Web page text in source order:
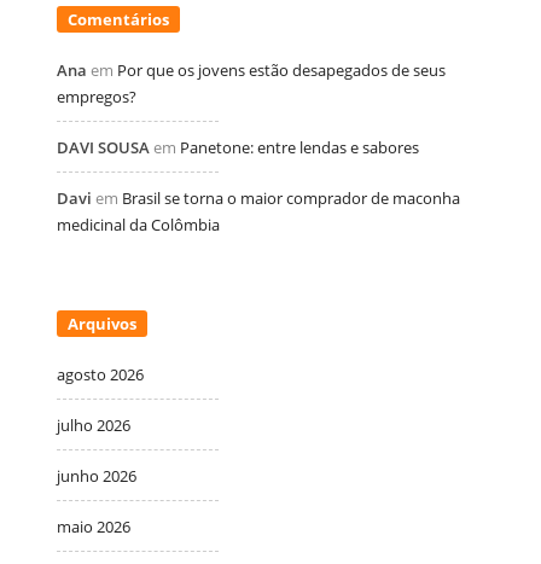
Comentários
Ana em Por que os jovens estão desapegados de seus
empregos?
DAVI SOUSAem Panetone: entre lendas e sabores
Davi em Brasil se torna o maior comprador de maconha
medicinal da Colômbia
Arquivos
agosto 2026
julho 2026
junho 2026
maio 2026